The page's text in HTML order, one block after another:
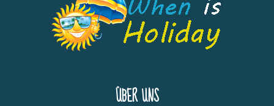
ÜBER UNS